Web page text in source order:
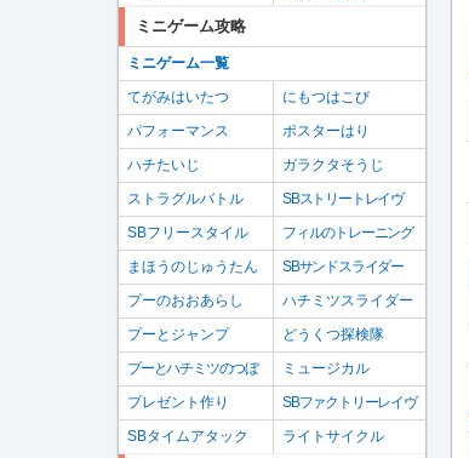
ミニゲーム攻略
ミニゲーム一覧
てがみはいたつ
にもつはこび
パフォーマンス
ポスターはり
ハチたいじ
ガラクタそうじ
ストラグルバトル
SBストリートレイヴ
SBフリースタイル
フィルのトレーニング
まほうのじゅうたん
SBサンドスライダー
プーのおおあらし
ハチミツスライダー
プーとジャンプ
どうくつ探検隊
プーとハチミツのつぼ
ミュージカル
プレゼント作り
SBファクトリーレイヴ
SBタイムアタック
ライトサイクル